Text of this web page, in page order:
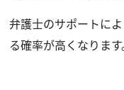
弁護士のサポートに
る確率が高くなります